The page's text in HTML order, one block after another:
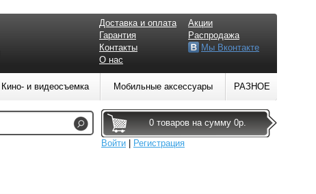
Доставка и оплата
Гарантия
Контакты
О нас
Акции
Распродажа
Мы Вконтакте
Кино- и видеосъемка Мобильные аксессуары РАЗНОЕ
0 товаров на сумму 0р.
Войти
Регистрация